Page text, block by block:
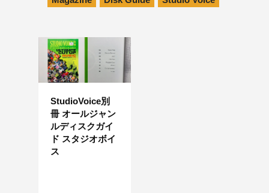
StudioVoice別
冊 オールジャン
ルディスクガイ
ド スタジオボイ
ス